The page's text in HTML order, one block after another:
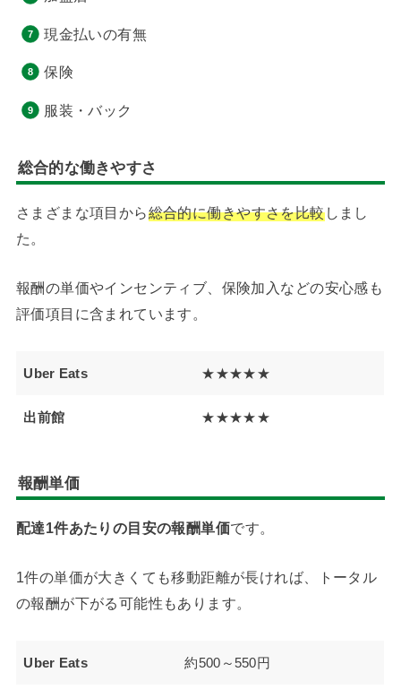
現金払いの有無
保険
服装・バック
総合的な働きやすさ
さまざまな項目から総合的に働きやすさを比較しまし
た。
報酬の単価やインセンティブ、保険加入などの安心感も
評価項目に含まれています。
Uber Eats ★★★★★
出前館 ★★★★★
報酬単価
配達1件あたりの目安の報酬単価です。
1件の単価が大きくても移動距離が長ければ、トータル
の報酬が下がる可能性もあります。
Uber Eats 約500～550円